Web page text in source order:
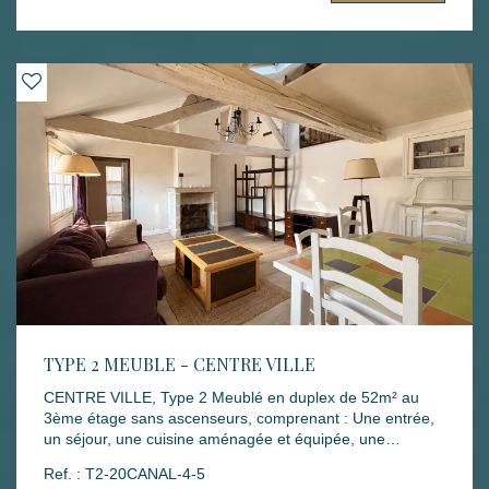
Honoraires états des lieux : 143.88 € Disponibilité : 08
bien est exposé sont disponibles sur le site Géorisques :
www.georisques.gouv.fr
TYPE 2 MEUBLE - CENTRE VILLE
CENTRE VILLE, Type 2 Meublé en duplex de 52m² au
3ème étage sans ascenseurs, comprenant : Une entrée,
un séjour, une cuisine aménagée et équipée, une
espace bureau et une salle de douches avec WC. Mode
Ref. : T2-20CANAL-4-5